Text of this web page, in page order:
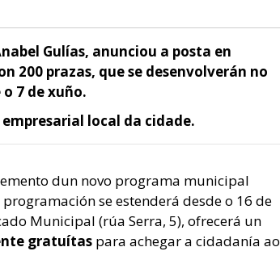
Gulías, anunciou a posta en
200 prazas, que se desenvolverán no
7 de xuño.
local da cidade.
dun novo programa municipal
se estenderá desde o 16 de
Municipal (rúa Serra, 5), ofrecerá un
gratuítas para achegar a cidadanía ao